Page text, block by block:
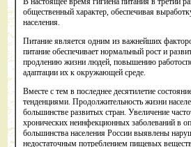
общественный характер, обеспечивая
населения.
Питание является одним из важнейших
питание обеспечивает нормальный рост и
продлению жизни людей, повышению
адаптации их к окружающей среде.
Вместе с тем в последнее десятилетие
тенденциями. Продолжительность жизни
большинстве развитых стран. Увеличение
хронических неинфекционных заболеваний в
большинства населения России выявлены
недостаточным потреблением пищевых